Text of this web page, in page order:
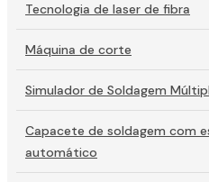
Tecnologia de laser de fibra
Máquina de corte
Simulador de Soldagem
Capacete de soldagem com
automático